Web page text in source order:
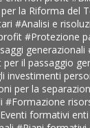
la Riforma del
#Analisi e
#Protezione
generazionali
il passaggio
investimenti
per la
#Formazione
formativi